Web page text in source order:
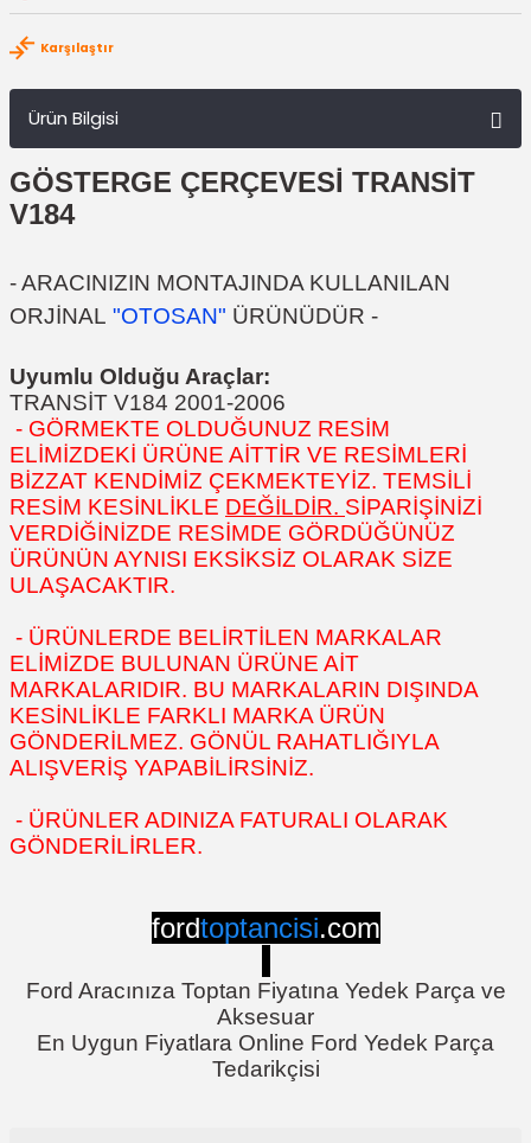
Karşılaştır
Ürün Bilgisi
GÖSTERGE ÇERÇEVESİ TRANSİT
V184
- ARACINIZIN MONTAJINDA KULLANILAN
ORJİNAL "OTOSAN" ÜRÜNÜDÜR -
Uyumlu Olduğu Araçlar:
TRANSİT V184 2001-2006
- GÖRMEKTE OLDUĞUNUZ RESİM
ELİMİZDEKİ ÜRÜNE AİTTİR VE RESİMLERİ
BİZZAT KENDİMİZ ÇEKMEKTEYİZ. TEMSİLİ
RESİM KESİNLİKLE DEĞİLDİR. SİPARİŞİNİZİ
VERDİĞİNİZDE RESİMDE GÖRDÜĞÜNÜZ
ÜRÜNÜN AYNISI EKSİKSİZ OLARAK SİZE
ULAŞACAKTIR.
- ÜRÜNLERDE BELİRTİLEN MARKALAR
ELİMİZDE BULUNAN ÜRÜNE AİT
MARKALARIDIR. BU MARKALARIN DIŞINDA
KESİNLİKLE FARKLI MARKA ÜRÜN
GÖNDERİLMEZ. GÖNÜL RAHATLIĞIYLA
ALIŞVERİŞ YAPABİLİRSİNİZ.
- ÜRÜNLER ADINIZA FATURALI OLARAK
GÖNDERİLİRLER.
fordtoptancisi.com
Ford Aracınıza Toptan Fiyatına Yedek Parça ve
Aksesuar
En Uygun Fiyatlara Online Ford Yedek Parça
Tedarikçisi